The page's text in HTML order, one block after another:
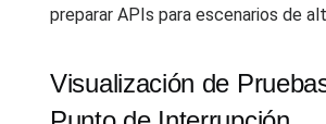
preparar APIs para escenarios de
Visualización de